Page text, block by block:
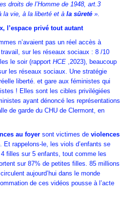
droits de l’Homme de 1948, art.3
la vie, à la liberté et à la sûreté ».
l’espace privé tout autant
n’avaient pas un réel accès à
travail, sur les réseaux sociaux : 8 /10
le soir (rapport HCE ,2023), beaucoup
les réseaux sociaux. Une stratégie
liberté. et gare aux féministes qui
! Elles sont les cibles privilégiées
ayant dénoncé les représentations
de garde du CHU de Clermont, en
au foyer sont victimes de violences
Et rappelons-le, les viols d’enfants se
filles sur 5 enfants, tout comme les
sur 87% de petites filles. 85 millions
aujourd’hui dans le monde
de ces vidéos pousse à l’acte